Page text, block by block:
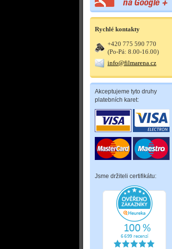
Rychlé kontakty
+420 775 590 770
(Po-Pá: 8.00-16.00)
info@filmarena.cz
Akceptujeme tyto druhy
platebních karet:
Jsme držiteli certifikátu: